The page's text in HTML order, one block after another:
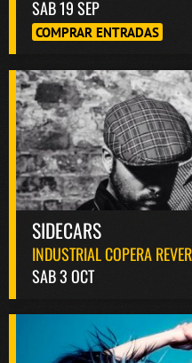
SAB 19 SEP
COMPRAR ENTRADAS
SIDECARS
INDUSTRIAL COPERA
SAB 3 OCT